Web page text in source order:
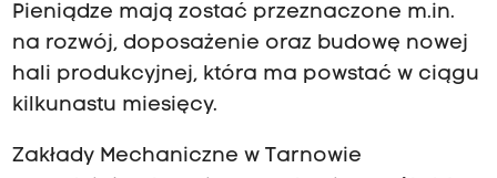
Pieniądze mają zostać przeznaczone m.in.
na rozwój, doposażenie oraz budowę nowej
hali produkcyjnej, która ma powstać w ciągu
kilkunastu miesięcy.
Zakłady Mechaniczne w Tarnowie